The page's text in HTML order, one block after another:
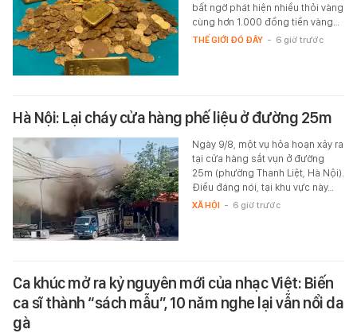
bất ngờ phát hiện nhiều thỏi vàng
cùng hơn 1.000 đồng tiền vàng…
THẾ GIỚI ĐÓ ĐÂY - 6 giờ trước
Hà Nội: Lại cháy cửa hàng phế liệu ở đường 25m
Ngày 9/8, một vụ hỏa hoạn xảy ra
tại cửa hàng sắt vụn ở đường
25m (phường Thanh Liệt, Hà Nội).
Điều đáng nói, tại khu vực này…
XÃ HỘI - 6 giờ trước
Ca khúc mở ra kỷ nguyên mới của nhạc Việt: Biến
ca sĩ thành “sách mẫu”, 10 năm nghe lại vẫn nổi da
gà